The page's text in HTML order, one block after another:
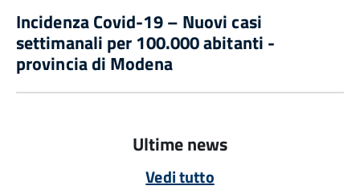
Incidenza Covid-19 – Nuovi casi
settimanali per 100.000 abitanti -
provincia di Modena
Ultime news
Vedi tutto